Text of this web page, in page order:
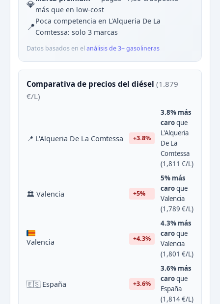
💎más que en low-cost
📍Poca competencia en L'Alqueria De La
Comtessa: solo 3 marcas
Datos basados en el análisis de 3+ gasolineras
Comparativa de precios del diésel (1.879
€/L)
📍 L'Alqueria De La Comtessa +3.8%
3.8% más
caroque
L'Alqueria
De La
Comtessa
(1,811 €/L)
🏛 Valencia +5%
5% más
caroque
Valencia
(1,789 €/L)
Valencia +4.3%
4.3% más
caroque
Valencia
(1,801 €/L)
🇪🇸 España +3.6%
3.6% más
caroque
España
(1,814 €/L)